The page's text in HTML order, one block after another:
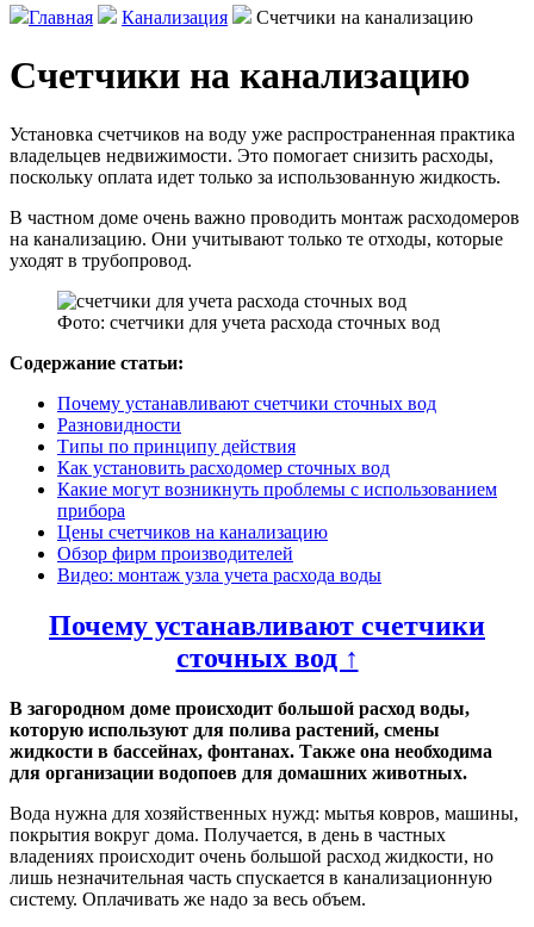
Главная Канализация Счетчики на канализацию
Счетчики на канализацию
Установка счетчиков на воду уже распространенная практика
владельцев недвижимости. Это помогает снизить расходы,
поскольку оплата идет только за использованную жидкость.
В частном доме очень важно проводить монтаж расходомеров
на канализацию. Они учитывают только те отходы, которые
уходят в трубопровод.
Фото: счетчики для учета расхода сточных вод
Содержание статьи:
Почему устанавливают счетчики сточных вод
Разновидности
Типы по принципу действия
Как установить расходомер сточных вод
Какие могут возникнуть проблемы с использованием
прибора
Цены счетчиков на канализацию
Обзор фирм производителей
Видео: монтаж узла учета расхода воды
Почему устанавливают счетчики
сточных вод ↑
В загородном доме происходит большой расход воды,
которую используют для полива растений, смены
жидкости в бассейнах, фонтанах. Также она необходима
для организации водопоев для домашних животных.
Вода нужна для хозяйственных нужд: мытья ковров, машины,
покрытия вокруг дома. Получается, в день в частных
владениях происходит очень большой расход жидкости, но
лишь незначительная часть спускается в канализационную
систему. Оплачивать же надо за весь объем.